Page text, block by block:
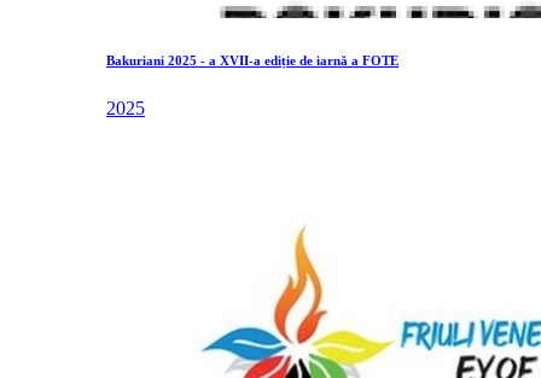
Bakuriani 2025 - a XVII-a ediție de iarnă a FOTE
2025